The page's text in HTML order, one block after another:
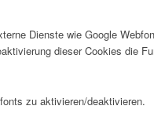
Dienste wie Google
dieser Cookies die
zu aktivieren/deaktivieren.